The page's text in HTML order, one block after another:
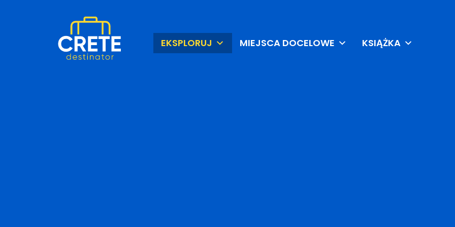
EKSPLORUJ MIEJSCA DOCELOWE KSIĄŻKA